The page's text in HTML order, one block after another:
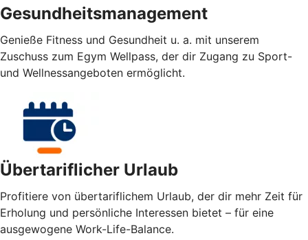
Gesundheitsmanagement
Genieße Fitness und Gesundheit u. a. mit unserem
Zuschuss zum Egym Wellpass, der dir Zugang zu Sport-
und Wellnessangeboten ermöglicht.
Übertariflicher Urlaub
Profitiere von übertariflichem Urlaub, der dir mehr Zeit für
Erholung und persönliche Interessen bietet – für eine
ausgewogene Work-Life-Balance.